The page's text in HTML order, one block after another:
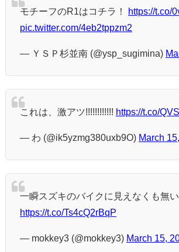
モチーフのR1はコチラ！
https://t.co/
pic.twitter.com/4eb2tppzm2
— ＹＳＰ杉並南 (@ysp_sugimina)
これは、激アツ!!!!!!!!!!!! https://t.co/
— わ (@ik5yzmg380uxb9O) March
一瞬スズキのバイクに見えなくも無い
https://t.co/Ts4cQ2rBqP
— mokkey3 (@mokkey3) March 15,